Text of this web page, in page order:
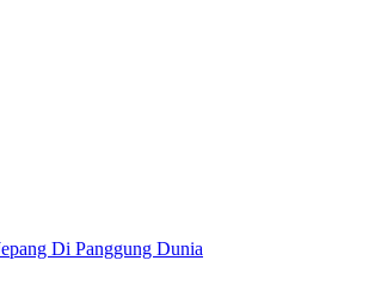
Di Panggung Dunia